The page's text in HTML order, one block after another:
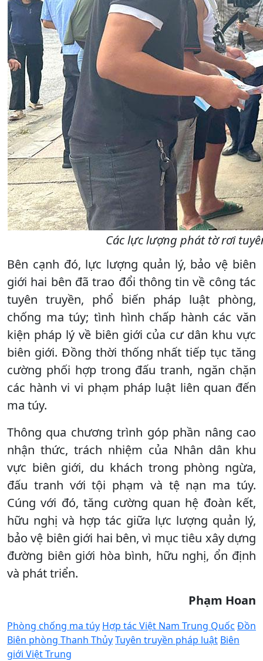
Các lực lượng phát tờ rơi
Bên cạnh đó, lực lượng quản lý, bảo vệ biên
giới hai bên đã trao đổi thông tin về công tác
tuyên truyền, phổ biến pháp luật phòng,
chống ma túy; tình hình chấp hành các văn
kiện pháp lý về biên giới của cư dân khu vực
biên giới. Đồng thời thống nhất tiếp tục tăng
cường phối hợp trong đấu tranh, ngăn chặn
các hành vi vi phạm pháp luật liên quan đến
ma túy.
Thông qua chương trình góp phần nâng cao
nhận thức, trách nhiệm của Nhân dân khu
vực biên giới, du khách trong phòng ngừa,
đấu tranh với tội phạm và tệ nạn ma túy.
Cúng với đó, tăng cường quan hệ đoàn kết,
hữu nghị và hợp tác giữa lực lượng quản lý,
bảo vệ biên giới hai bên, vì mục tiêu xây dựng
đường biên giới hòa bình, hữu nghị, ổn định
và phát triển.
Phạm Hoan
Phòng chống ma túy Hợp tác Việt Nam Trung Quốc Đồn
Biên phòng Thanh ThủyTuyên truyền pháp luật Biên
giới Việt Trung